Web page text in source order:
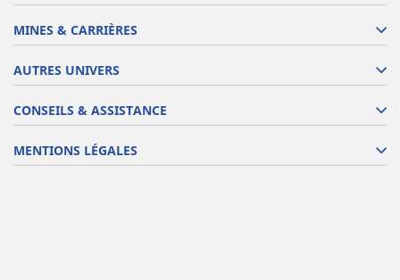
MINES & CARRIÈRES
AUTRES UNIVERS
CONSEILS & ASSISTANCE
MENTIONS LÉGALES